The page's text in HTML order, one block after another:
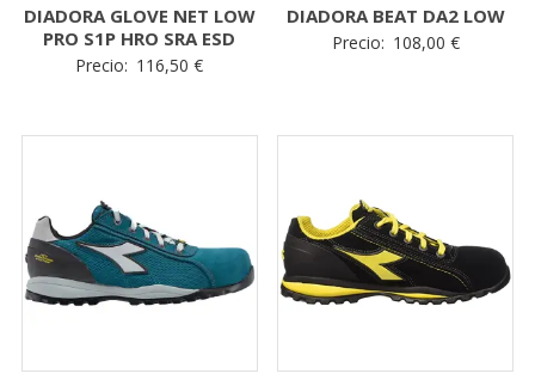
DIADORA GLOVE NET LOW
PRO S1P HRO SRA ESD
Precio: 116,50€
DIADORA BEAT DA2 LOW
Precio: 108,00 €